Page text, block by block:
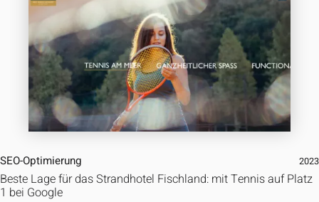
SEO-Optimierung 2023
Beste Lage für das Strandhotel Fischland: mit Tennis auf Platz
1 bei Google